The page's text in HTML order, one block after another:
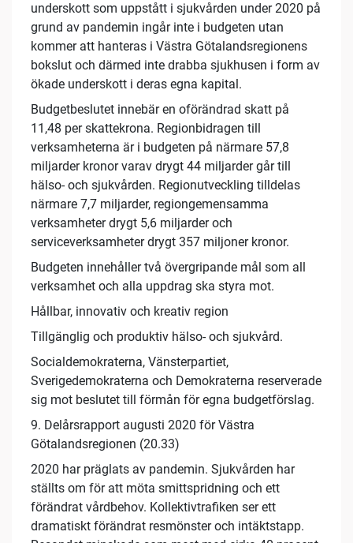
underskott som uppstått i sjukvården under 2020 på
grund av pandemin ingår inte i budgeten utan
kommer att hanteras i Västra Götalandsregionens
bokslut och därmed inte drabba sjukhusen i form av
ökade underskott i deras egna kapital.
Budgetbeslutet innebär en oförändrad skatt på
11,48 per skattekrona. Regionbidragen till
verksamheterna är i budgeten på närmare 57,8
miljarder kronor varav drygt 44 miljarder går till
hälso- och sjukvården. Regionutveckling tilldelas
närmare 7,7 miljarder, regiongemensamma
verksamheter drygt 5,6 miljarder och
serviceverksamheter drygt 357 miljoner kronor.
Budgeten innehåller två övergripande mål som all
verksamhet och alla uppdrag ska styra mot.
Hållbar, innovativ och kreativ region
Tillgänglig och produktiv hälso- och sjukvård.
Socialdemokraterna, Vänsterpartiet,
Sverigedemokraterna och Demokraterna reserverade
sig mot beslutet till förmån för egna budgetförslag.
9. Delårsrapport augusti 2020 för Västra
Götalandsregionen (20.33)
2020 har präglats av pandemin. Sjukvården har
ställts om för att möta smittspridning och ett
förändrat vårdbehov. Kollektivtrafiken ser ett
dramatiskt förändrat resmönster och intäktstapp.